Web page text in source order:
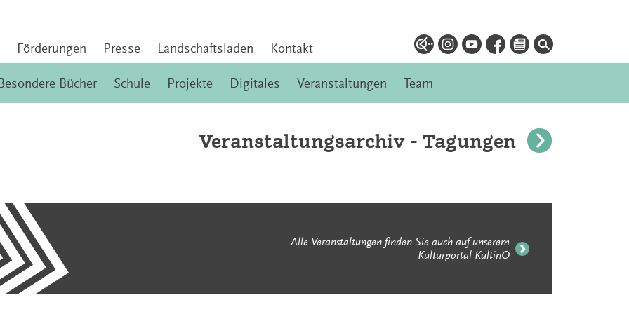
Förderungen Presse Landschaftsladen Kontakt
Bücher Schule Projekte Digitales Veranstaltungen Team
Veranstaltungsarchiv - Tagungen
Alle Veranstaltungen finden Sie auch auf unserem
Kulturportal KultinO